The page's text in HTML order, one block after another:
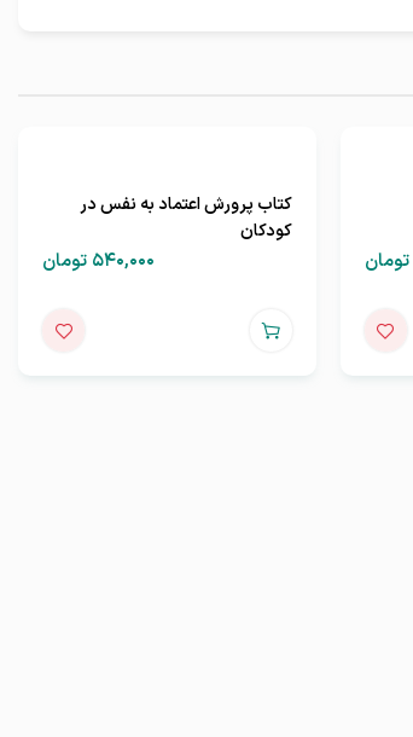
تومان
کتاب پرورش اعتماد به نفس در
کودکان
۵۴۰,۰۰۰ تومان